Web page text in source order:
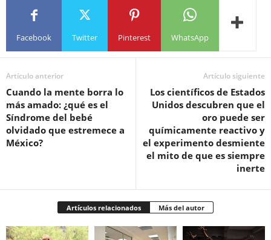
Facebook Twitter Pinterest WhatsApp
Artículo anterior
Cuando la mente borra lo
más amado: ¿qué es el
Síndrome del bebé
olvidado que estremece a
México?
Artículo siguiente
Los científicos de Estados
Unidos descubren que el
oro puede ser
químicamente reactivo y
el experimento desmiente
el mito de que es siempre
inerte
Artículos relacionados Más del autor